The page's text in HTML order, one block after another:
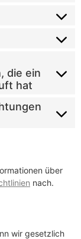
die ein
hat
über
nach.
wir gesetzlich